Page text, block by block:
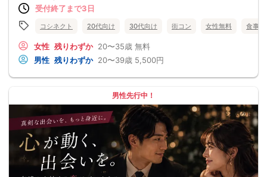
受付終了まで3日
コシネクト 20代向け 30代向け 街コン 女性無料 食事
女性 残りわずか 20〜35歳 無料
男性 残りわずか 20〜39歳 5,500円
男性先行中！